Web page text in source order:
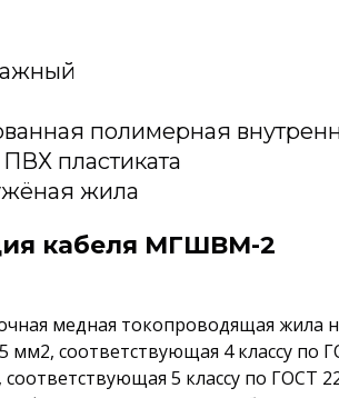
полимерная
пластиката
жила
кабеля МГШВМ-2
медная токопроводящая жила
мм2, соответствующая 4 классу по
5 классу по ГОСТ